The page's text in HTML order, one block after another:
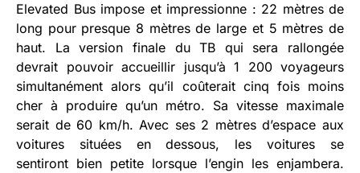
Elevated Bus impose et impressionne : 22 mètres de
long pour presque 8 mètres de large et 5 mètres de
haut. La version finale du TB qui sera rallongée
devrait pouvoir accueillir jusqu’à 1 200 voyageurs
simultanément alors qu’il coûterait cinq fois moins
cher à produire qu’un métro. Sa vitesse maximale
serait de 60 km/h. Avec ses 2 mètres d’espace aux
voitures situées en dessous, les voitures se
sentiront bien petite lorsque l’engin les enjambera.